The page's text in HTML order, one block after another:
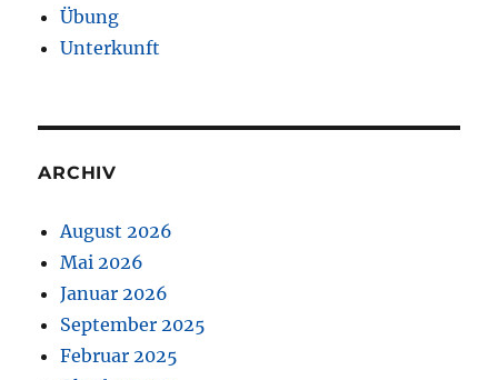
Übung
Unterkunft
ARCHIV
August 2026
Mai 2026
Januar 2026
September 2025
Februar 2025